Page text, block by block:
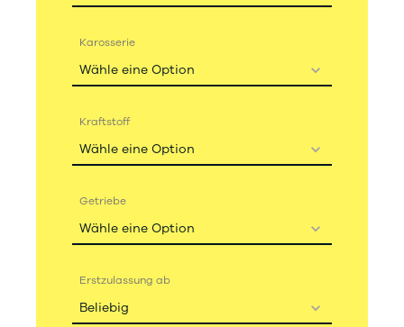
Karosserie
Wähle eine Option
Kraftstoff
Wähle eine Option
Getriebe
Wähle eine Option
Erstzulassung ab
Beliebig